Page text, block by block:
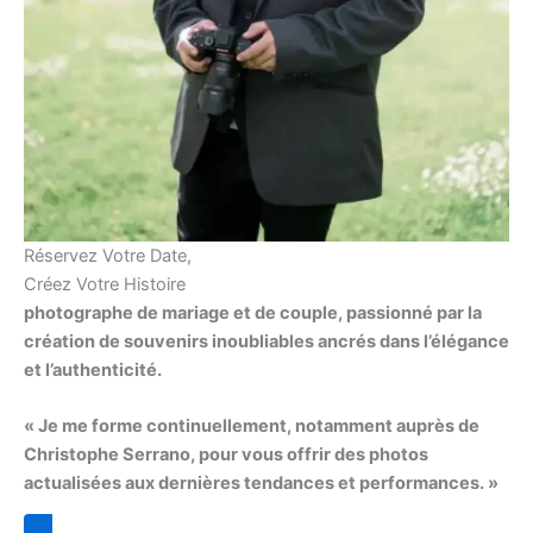
Réservez Votre Date,
Créez Votre Histoire
photographe de mariage et de couple, passionné par la
création de souvenirs inoubliables ancrés dans l’élégance
et l’authenticité.
« Je me forme continuellement, notamment auprès de
Christophe Serrano, pour vous offrir des photos
actualisées aux dernières tendances et performances. »